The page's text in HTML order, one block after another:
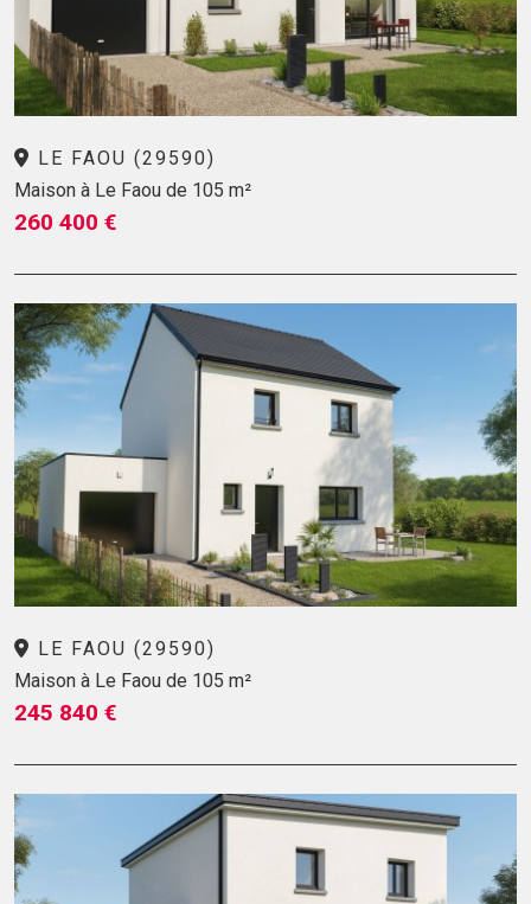
LE FAOU (29590)
Maison à Le Faou de 105 m²
260 400 €
LE FAOU (29590)
Maison à Le Faou de 105 m²
245 840 €